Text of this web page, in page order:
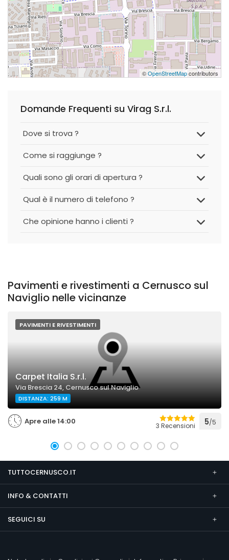
©OpenStreetMapcontributors
Domande Frequenti su Virag S.r.l.
Dove si trova ?
Come si raggiunge ?
Quali sono gli orari di apertura ?
Qual è il numero di telefono ?
Che opinione hanno i clienti ?
Pavimenti e rivestimenti a Cernusco sul
Naviglio nelle vicinanze
PAVIMENTI E RIVESTIMENTI
Carpet Italia S.r.l.
Via Brescia 24, Cernusco sul Naviglio
DISTANZA: 259 M
Apre alle 14:00 3 Recensioni 5/5
TUTTOCERNUSCO.IT
INFO & CONTATTI
SEGUICI SU